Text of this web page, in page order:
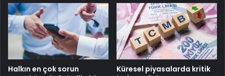
Halkın en çok sorun
Küresel piyasalarda kritik